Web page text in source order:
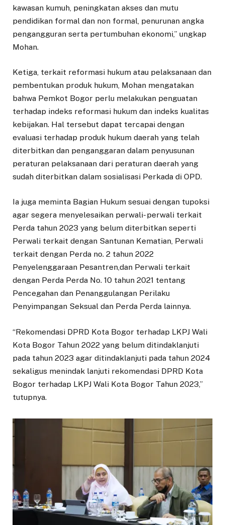
kawasan kumuh, peningkatan akses dan mutu
pendidikan formal dan non formal, penurunan angka
pengangguran serta pertumbuhan ekonomi,” ungkap
Mohan.
Ketiga, terkait reformasi hukum atau pelaksanaan dan
pembentukan produk hukum, Mohan mengatakan
bahwa Pemkot Bogor perlu melakukan penguatan
terhadap indeks reformasi hukum dan indeks kualitas
kebijakan. Hal tersebut dapat tercapai dengan
evaluasi terhadap produk hukum daerah yang telah
diterbitkan dan penganggaran dalam penyusunan
peraturan pelaksanaan dari peraturan daerah yang
sudah diterbitkan dalam sosialisasi Perkada di OPD.
Ia juga meminta Bagian Hukum sesuai dengan tupoksi
agar segera menyelesaikan perwali- perwali terkait
Perda tahun 2023 yang belum diterbitkan seperti
Perwali terkait dengan Santunan Kematian, Perwali
terkait dengan Perda no. 2 tahun 2022
Penyelenggaraan Pesantren,dan Perwali terkait
dengan Perda Perda No. 10 tahun 2021 tentang
Pencegahan dan Penanggulangan Perilaku
Penyimpangan Seksual dan Perda Perda lainnya.
“Rekomendasi DPRD Kota Bogor terhadap LKPJ Wali
Kota Bogor Tahun 2022 yang belum ditindaklanjuti
pada tahun 2023 agar ditindaklanjuti pada tahun 2024
sekaligus menindak lanjuti rekomendasi DPRD Kota
Bogor terhadap LKPJ Wali Kota Bogor Tahun 2023,”
tutupnya.